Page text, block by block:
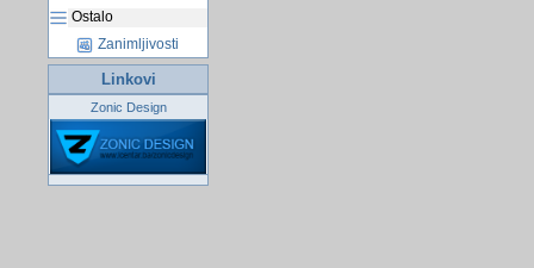
Ostalo
Zanimljivosti
Linkovi
Zonic Design